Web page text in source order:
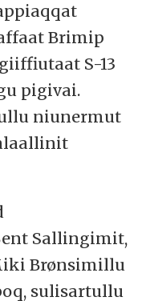
Brimip
S-13
pigivai.
niunermut
Sallingimit,
Brønsimillu
sulisartullu